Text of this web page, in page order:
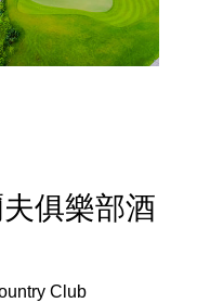
俱樂部酒
Club